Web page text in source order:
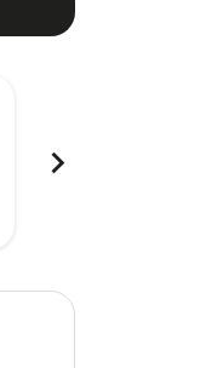
chevron_right
อ
อเสนอ
นหาข้อเสนอ
ค้นหาข้อเสนอ
ค้นหาข้อเสนอ
disclaimer. ค้นหาข้อ
offers-disclaimer. ค้นห